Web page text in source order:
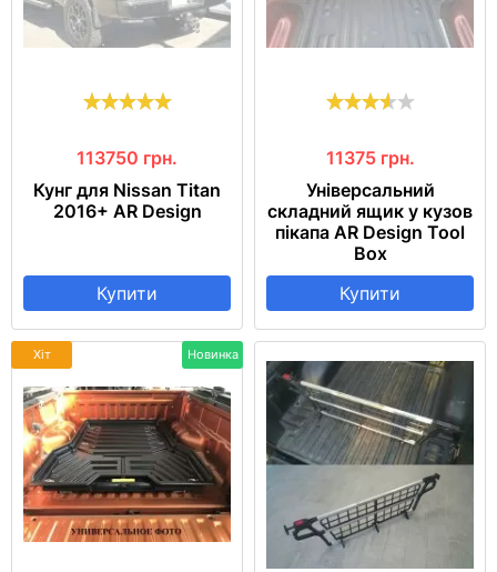
113750 грн.
Кунг для Nissan Titan
2016+ AR Design
Купити
11375 грн.
Універсальний
складний ящик у кузов
пікапа AR Design Tool
Box
Купити
Новинка
Хіт